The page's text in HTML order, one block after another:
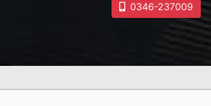
0346-237009